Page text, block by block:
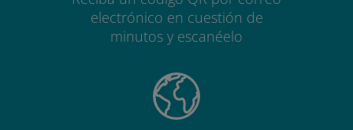
electrónico en cuestión de
minutos y escanéelo